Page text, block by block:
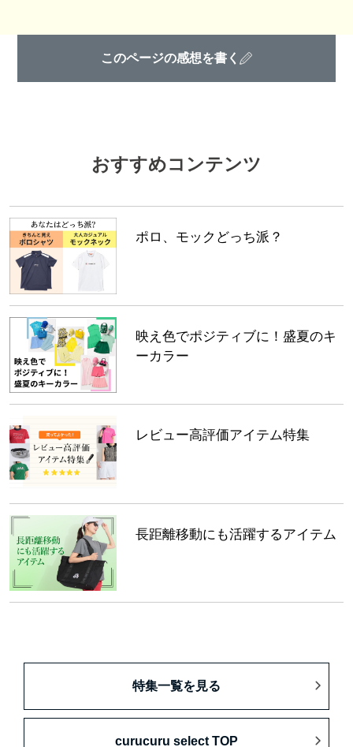
このページの感想を書く
おすすめコンテンツ
ポロ、モックどっち派？
映え色でポジティブに！盛夏のキ
ーカラー
レビュー高評価アイテム特集
長距離移動にも活躍するアイテム
特集一覧を見る
curucuru select TOP